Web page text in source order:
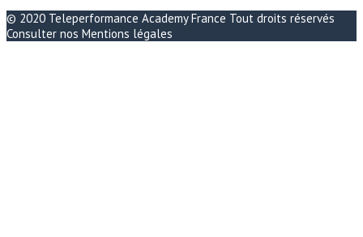
© 2020 Teleperformance Academy France Tout droits réservés
Consulter nos Mentions légales